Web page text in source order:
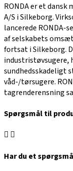
RONDA er et dansk
A/S i Silkeborg.
lancerede RONDA-
af selskabets
fortsat i Silkeborg.
industristøvsugere,
sundhedsskadeligt
våd-/tørsugere.
tagrenderensning
Spørgsmål til
Har du et